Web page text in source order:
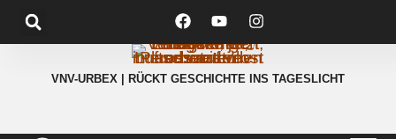
VNV-URBEX | RÜCKT GESCHICHTE INS TAGESLICHT